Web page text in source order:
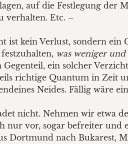
auf die Festlegung der
verhalten. Etc. –
ist kein Verlust, sondern ein
was weniger
Gegenteil, ein solcher
richtige Quantum in Zeit
Neides. Fällig wäre
nicht. Nehmen wir etwa
nur vor, sogar befreiter und
Dortmund nach Bukarest,